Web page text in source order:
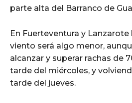
parte alta del Barranco de
En Fuerteventura y
viento será algo menor,
alcanzar y superar rachas de
tarde del miércoles, y
tarde del jueves.